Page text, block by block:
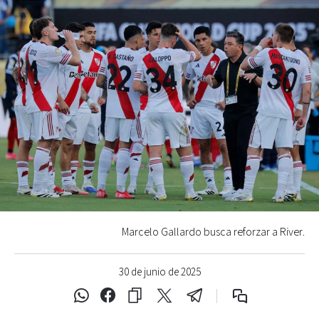
30 de junio de 2025
Marcelo Gallardo busca reforzar a River.